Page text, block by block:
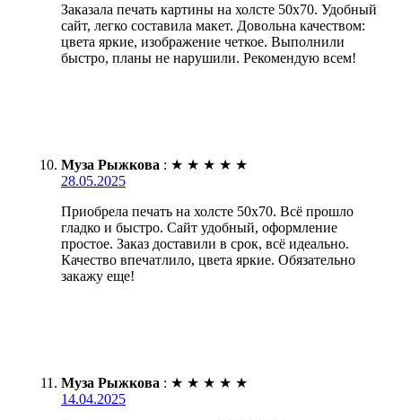
Заказала печать картины на холсте 50х70. Удобный
сайт, легко составила макет. Довольна качеством:
цвета яркие, изображение четкое. Выполнили
быстро, планы не нарушили. Рекомендую всем!
Муза Рыжкова : ★ ★ ★ ★ ★
28.05.2025
Приобрела печать на холсте 50х70. Всё прошло
гладко и быстро. Сайт удобный, оформление
простое. Заказ доставили в срок, всё идеально.
Качество впечатлило, цвета яркие. Обязательно
закажу еще!
Муза Рыжкова : ★ ★ ★ ★ ★
14.04.2025